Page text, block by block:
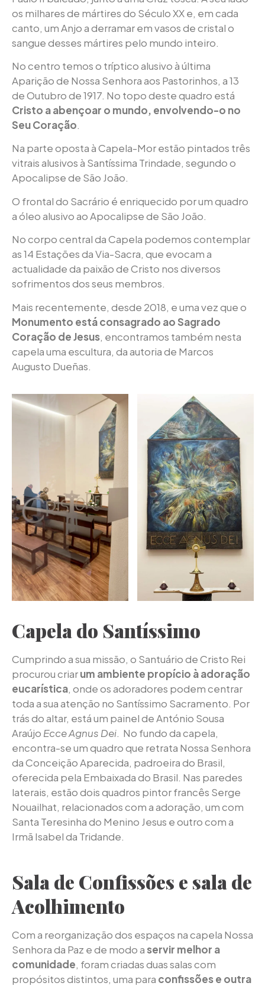
os milhares de mártires do Século XX e, em cada
canto, um Anjo a derramar em vasos de cristal o
sangue desses mártires pelo mundo inteiro.
No centro temos o tríptico alusivo à última
Aparição de Nossa Senhora aos Pastorinhos, a 13
de Outubro de 1917. No topo deste quadro está
Cristo a abençoar o mundo, envolvendo-o no
Seu Coração.
Na parte oposta à Capela-Mor estão pintados três
vitrais alusivos à Santíssima Trindade, segundo o
Apocalipse de São João.
O frontal do Sacrário é enriquecido por um quadro
a óleo alusivo ao Apocalipse de São João.
No corpo central da Capela podemos contemplar
as 14 Estações da Via-Sacra, que evocam a
actualidade da paixão de Cristo nos diversos
sofrimentos dos seus membros.
Mais recentemente, desde 2018, e uma vez que o
Monumento está consagrado ao Sagrado
Coração de Jesus, encontramos também nesta
capela uma escultura, da autoria de Marcos
Augusto Dueñas.
Capela do Santíssimo
Cumprindo a sua missão, o Santuário de Cristo Rei
procurou criarum ambiente propício à adoração
eucarística, onde os adoradores podem centrar
toda a sua atenção no Santíssimo Sacramento. Por
trás do altar, está um painel de António Sousa
Araújo Ecce Agnus Dei. No fundo da capela,
encontra-se um quadro que retrata Nossa Senhora
da Conceição Aparecida, padroeira do Brasil,
oferecida pela Embaixada do Brasil. Nas paredes
laterais, estão dois quadros pintor francês Serge
Nouailhat, relacionados com a adoração, um com
Santa Teresinha do Menino Jesus e outro com a
Irmã Isabel da Tridande.
Sala de Confissões e sala de
Acolhimento
Com a reorganização dos espaços na capela Nossa
Senhora da Paz e de modo aservir melhor a
comunidade, foram criadas duas salas com
propósitos distintos, uma para confissões e outra